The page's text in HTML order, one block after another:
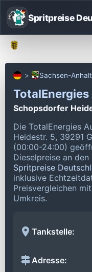
Spritpreise
Sachsen-Anhalt
Schopsdorfer
Die TotalEnergies
Heidestr. 5, 39291
(00:00-24:00)
Dieselpreise an
Spritpreise
inklusive
Preisvergleichen
Umkreis.
Tankstelle:
Adresse: